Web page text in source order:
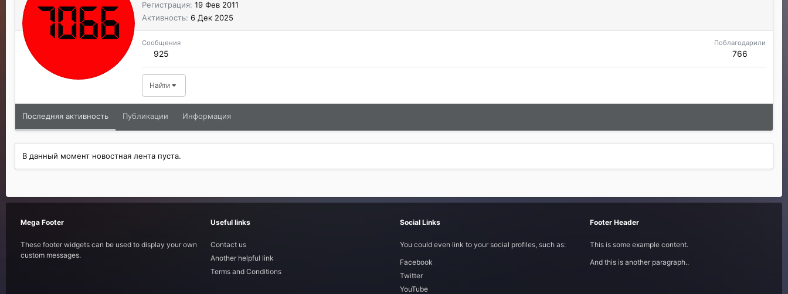
Регистрация 19 Фев 2011
Активность 6 Дек 2025
Сообщения
925
Поблагодарили
766
Найти
Последняя активность Публикации Информация
В данный момент новостная лента пуста.
Mega Footer
These footer widgets can be used to display your own
custom messages.
Useful links
Contact us
Another helpful link
Terms and Conditions
Social Links
You could even link to your social profiles, such as:
Facebook
Twitter
YouTube
Footer Header
This is some example content.
And this is another paragraph..